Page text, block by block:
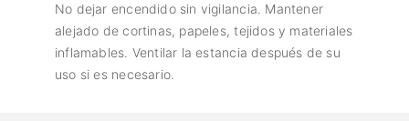
No dejar encendido sin vigilancia. Mantener
alejado de cortinas, papeles, tejidos y materiales
inflamables. Ventilar la estancia después de su
uso si es necesario.